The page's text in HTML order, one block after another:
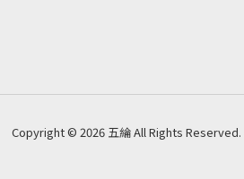
Copyright © 2026 五綸 All Rights Reserved.